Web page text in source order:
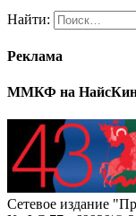
Найти:
Реклама
ММКФ на
Сетевое издание